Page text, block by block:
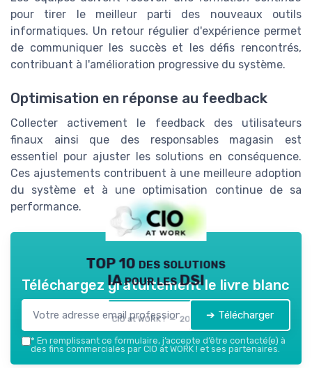
pour tirer le meilleur parti des nouveaux outils
informatiques. Un retour régulier d'expérience permet
de communiquer les succès et les défis rencontrés,
contribuant à l'amélioration progressive du système.
Optimisation en réponse au feedback
Collecter activement le feedback des utilisateurs
finaux ainsi que des responsables magasin est
essentiel pour ajuster les solutions en conséquence.
Ces ajustements contribuent à une meilleure adoption
du système et à une optimisation continue de sa
performance.
TOP 10 des solutions
IA pour les DSI
CIO at WORK ! — 2026
Téléchargez gratuitement le livre blanc
➔ Télécharger
* En remplissant ce formulaire, j’accepte d’être contacté(e) à
des fins commerciales par CIO at WORK ! et ses partenaires.